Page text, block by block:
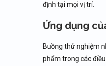
định tại mọi vị trí.
Ứng dụng
Buồng thử nghiệm
phẩm trong các